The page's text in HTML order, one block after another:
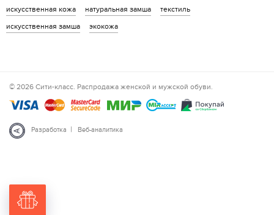
искусственная кожа
натуральная замша
текстиль
искусственная замша
экокожа
© 2026 Сити-класс. Распродажа женской и мужской обуви.
Разработка | Веб-аналитика